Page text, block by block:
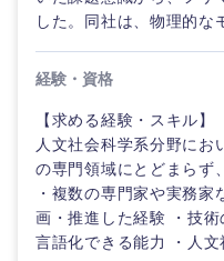
ム
（モノづ
金融専門
職
メディカ
建設・施工管理
事務職
その他マスメディア
エンターテイメン
した。同社は、物理的な
経験・資格
【求める経験・スキル
人文社会科学系分野にお
の専門領域にとどまらず
・複数の専門家や実務
画・推進した経験 ・技
言語化できる能力 ・人文